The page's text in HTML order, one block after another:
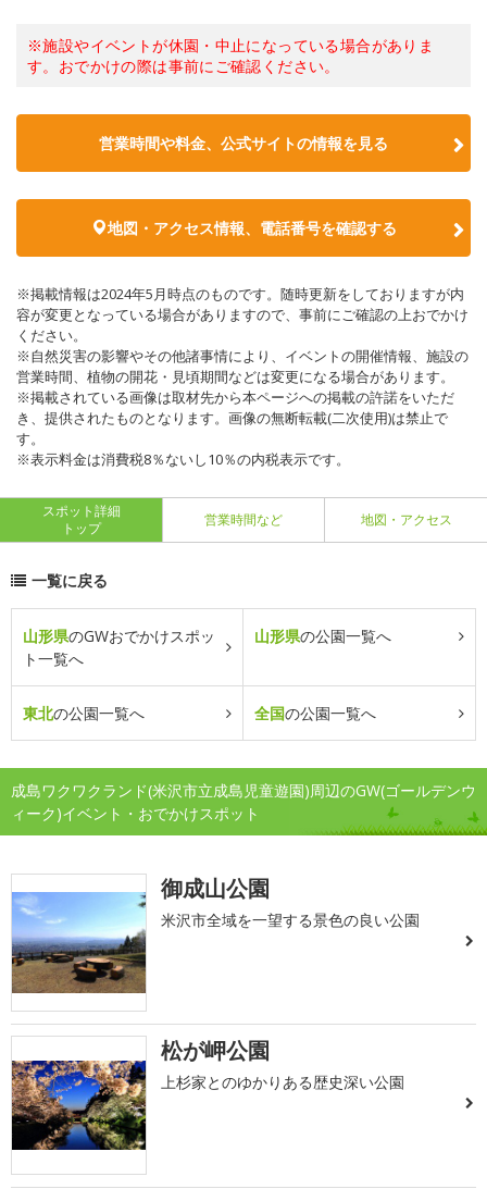
※施設やイベントが休園・中止になっている場合がありま
す。おでかけの際は事前にご確認ください。
営業時間や料金、公式サイトの情報を見る
地図・アクセス情報、電話番号を確認する
※掲載情報は2024年5月時点のものです。随時更新をしておりますが内
容が変更となっている場合がありますので、事前にご確認の上おでかけ
ください。
※自然災害の影響やその他諸事情により、イベントの開催情報、施設の
営業時間、植物の開花・見頃期間などは変更になる場合があります。
※掲載されている画像は取材先から本ページへの掲載の許諾をいただ
き、提供されたものとなります。画像の無断転載(二次使用)は禁止で
す。
※表示料金は消費税8％ないし10％の内税表示です。
スポット詳細
トップ
営業時間など 地図・アクセス
一覧に戻る
山形県のGWおでかけスポッ
ト一覧へ
山形県の公園一覧へ
東北の公園一覧へ 全国の公園一覧へ
成島ワクワクランド(米沢市立成島児童遊園)周辺のGW(ゴールデンウ
ィーク)イベント・おでかけスポット
御成山公園
米沢市全域を一望する景色の良い公園
松が岬公園
上杉家とのゆかりある歴史深い公園